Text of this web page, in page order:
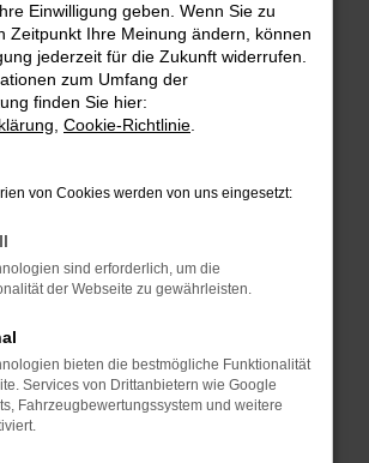
ein Fehler aufgetreten.
Tipps, die dir helfen können:
deine Firewall und deine
Webseiten, zum Beispiel deine
Browsererweiterungen.
wie Werbeblocker,
Laden bestimmter Seiten
Funktioniert die Seite in einem
Gerät neu.
helfen, vorübergehende
beheben.
Einwilligung geben. Wenn Sie zu
Zeitpunkt Ihre Meinung ändern, können
jederzeit für die Zukunft widerrufen.
zum Umfang der
finden Sie hier:
Cookie-Richtlinie
von Cookies werden von uns eingesetzt:
sind erforderlich, um die
der Webseite zu gewährleisten.
bieten die bestmögliche Funktionalität
Services von Drittanbietern wie Google
Fahrzeugbewertungssystem und weitere